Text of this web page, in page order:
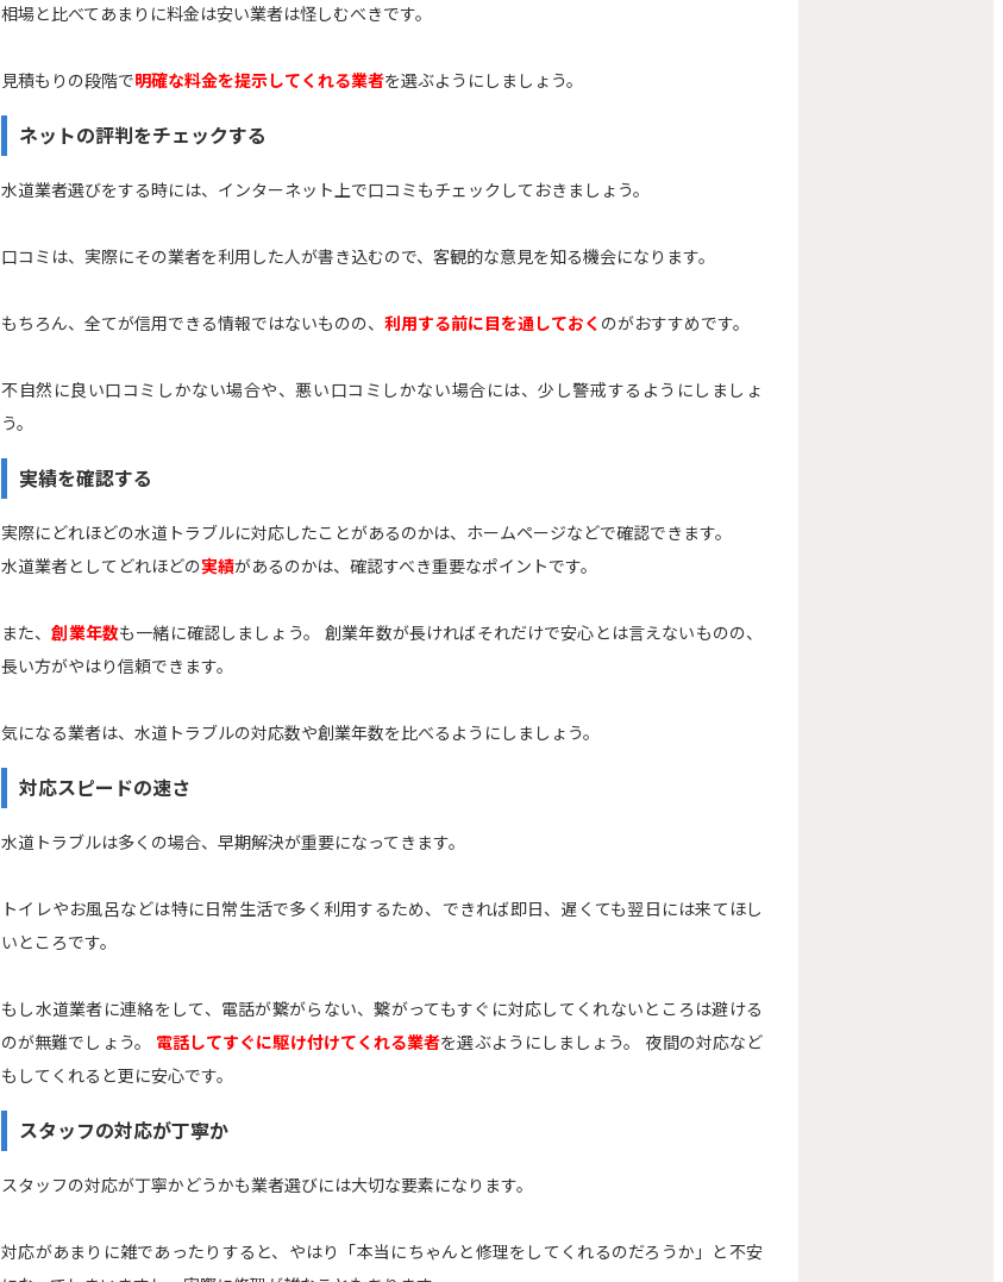
相場と比べてあまりに料金は安い業者は怪しむべきです。
見積もりの段階で明確な料金を提示してくれる業者を選ぶようにしましょう。
ネットの評判をチェックする
水道業者選びをする時には、インターネット上で口コミもチェックしておきましょう。
口コミは、実際にその業者を利用した人が書き込むので、客観的な意見を知る機会になります。
もちろん、全てが信用できる情報ではないものの、 利用する前に目を通しておく のがおすすめです。
不自然に良い口コミしかない場合や、悪い口コミしかない場合には、少し警戒するようにしましょ
う。
実績を確認する
実際にどれほどの水道トラブルに対応したことがあるのかは、ホームページなどで確認できます。
水道業者としてどれほどの実績があるのかは、確認すべき重要なポイントです。
また、創業年数も一緒に確認しましょう。 創業年数が長ければそれだけで安心とは言えないものの、
長い方がやはり信頼できます。
気になる業者は、水道トラブルの対応数や創業年数を比べるようにしましょう。
対応スピードの速さ
水道トラブルは多くの場合、早期解決が重要になってきます。
トイレやお風呂などは特に日常生活で多く利用するため、できれば即日、遅くても翌日には来てほし
いところです。
もし水道業者に連絡をして、電話が繋がらない、繋がってもすぐに対応してくれないところは避ける
のが無難でしょう。 電話してすぐに駆け付けてくれる業者を選ぶようにしましょう。 夜間の対応など
もしてくれると更に安心です。
スタッフの対応が丁寧か
スタッフの対応が丁寧かどうかも業者選びには大切な要素になります。
対応があまりに雑であったりすると、やはり「本当にちゃんと修理をしてくれるのだろうか」と不安